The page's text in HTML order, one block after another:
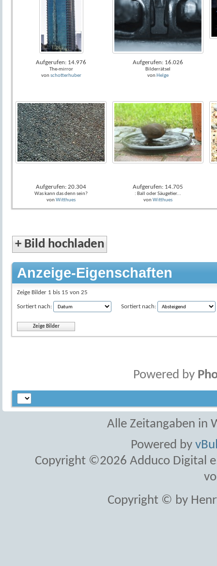
Aufgerufen: 14.976
The-mirror
von schotterhuber
Aufgerufen: 16.026
Bilderrätsel
von Helge
Aufgerufen: 20.304
Was kann das denn sein?
von Witthues
Aufgerufen: 14.705
: Ball oder Säugetier...
von Witthues
+ Bild hochladen
Anzeige-Eigenschaften
Zeige Bilder 1 bis 15 von 25
Sortiert nach: Sortiert nach:
Powered by
Alle Zeitangaben in
Powered by
Copyright ©2026 Adduco Digital
Copyright © by